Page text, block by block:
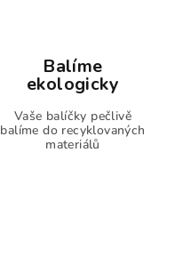
Balíme
ekologicky
Vaše balíčky pečlivě
balíme do recyklovaných
materiálů